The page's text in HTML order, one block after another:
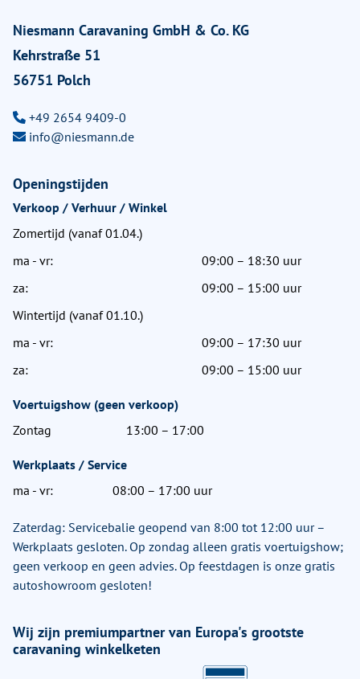
Niesmann Caravaning GmbH & Co. KG
Kehrstraße 51
56751 Polch
+49 2654 9409-0
info@niesmann.de
Openingstijden
Verkoop / Verhuur / Winkel
Zomertijd (vanaf 01.04.)
ma - vr:
09:00 – 18:30 uur
za:
09:00 – 15:00 uur
Wintertijd (vanaf 01.10.)
ma - vr:
09:00 – 17:30 uur
za:
09:00 – 15:00 uur
Voertuigshow (geen verkoop)
Zontag
13:00 – 17:00
Werkplaats / Service
ma - vr:
08:00 – 17:00 uur
Zaterdag: Servicebalie geopend van 8:00 tot 12:00 uur –
Werkplaats gesloten. Op zondag alleen gratis voertuigshow;
geen verkoop en geen advies. Op feestdagen is onze gratis
autoshowroom gesloten!
Wij zijn premiumpartner van Europa's grootste
caravaning winkelketen